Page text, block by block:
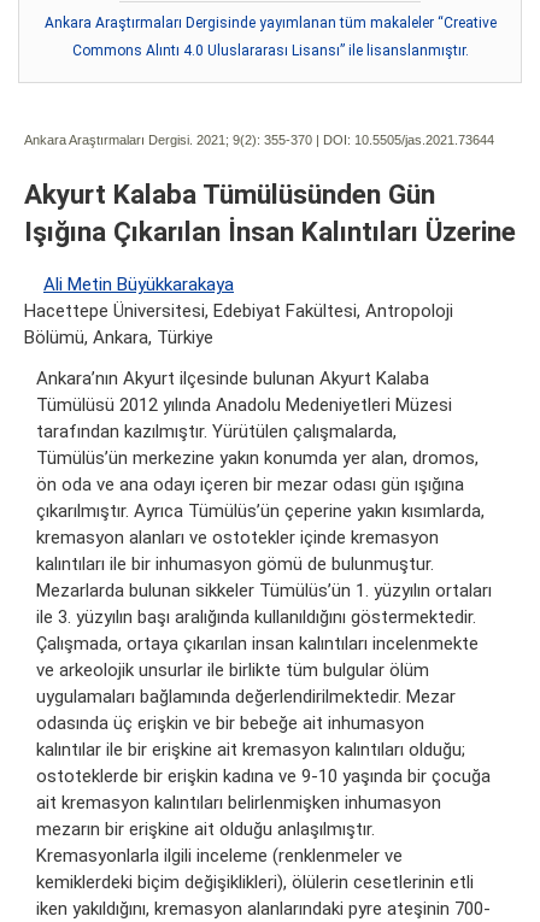
Ankara Araştırmaları Dergisinde yayımlanan tüm makaleler “Creative
Commons Alıntı 4.0 Uluslararası Lisansı” ile lisanslanmıştır.
Ankara Araştırmaları Dergisi. 2021; 9(2): 355-370 | DOI: 10.5505/jas.2021.73644
Akyurt Kalaba Tümülüsünden Gün
Işığına Çıkarılan İnsan Kalıntıları Üzerine
Ali Metin Büyükkarakaya
Hacettepe Üniversitesi, Edebiyat Fakültesi, Antropoloji
Bölümü, Ankara, Türkiye
Ankara’nın Akyurt ilçesinde bulunan Akyurt Kalaba
Tümülüsü 2012 yılında Anadolu Medeniyetleri Müzesi
tarafından kazılmıştır. Yürütülen çalışmalarda,
Tümülüs’ün merkezine yakın konumda yer alan, dromos,
ön oda ve ana odayı içeren bir mezar odası gün ışığına
çıkarılmıştır. Ayrıca Tümülüs’ün çeperine yakın kısımlarda,
kremasyon alanları ve ostotekler içinde kremasyon
kalıntıları ile bir inhumasyon gömü de bulunmuştur.
Mezarlarda bulunan sikkeler Tümülüs’ün 1. yüzyılın ortaları
ile 3. yüzyılın başı aralığında kullanıldığını göstermektedir.
Çalışmada, ortaya çıkarılan insan kalıntıları incelenmekte
ve arkeolojik unsurlar ile birlikte tüm bulgular ölüm
uygulamaları bağlamında değerlendirilmektedir. Mezar
odasında üç erişkin ve bir bebeğe ait inhumasyon
kalıntılar ile bir erişkine ait kremasyon kalıntıları olduğu;
ostoteklerde bir erişkin kadına ve 9-10 yaşında bir çocuğa
ait kremasyon kalıntıları belirlenmişken inhumasyon
mezarın bir erişkine ait olduğu anlaşılmıştır.
Kremasyonlarla ilgili inceleme (renklenmeler ve
kemiklerdeki biçim değişiklikleri), ölülerin cesetlerinin etli
iken yakıldığını, kremasyon alanlarındaki pyre ateşinin 700-